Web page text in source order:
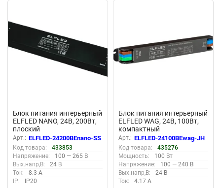
Блок питания интерьерный
ELFLED NANO, 24В, 200Вт,
плоский
Арт.: ELFLED-24200BEnano-SS
Код товара:
433853
Напряжение:
100 — 265 В
Вых.напр,В:
24 В
Ток:
8.3 А
IP:
IP20
Блок питания интерьерный
ELFLED WAG, 24В, 100Вт,
компактный
металлический корпус с
ваггами
Арт.: ELFLED-24100BEwag-JH
Код товара:
435276
Мощность:
100 Вт
Напряжение:
100 — 240 В
Вых.напр,В:
24 В
Ток:
4.17 А